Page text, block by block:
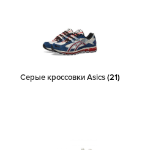
Серые кроссовки Asics(21)